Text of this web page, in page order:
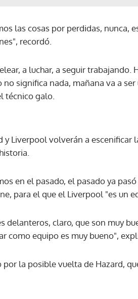
Gracias
las cosas por perdidas, nunca,
recordó.
a luchar, a seguir
no significa nada, mañana va a
técnico galo.
y Liverpool volverán a escenificar
en el pasado, el pasado ya
para el que el Liverpool "es un
delanteros, claro, que son muy
como equipo es muy bueno",
por la posible vuelta de Hazard,